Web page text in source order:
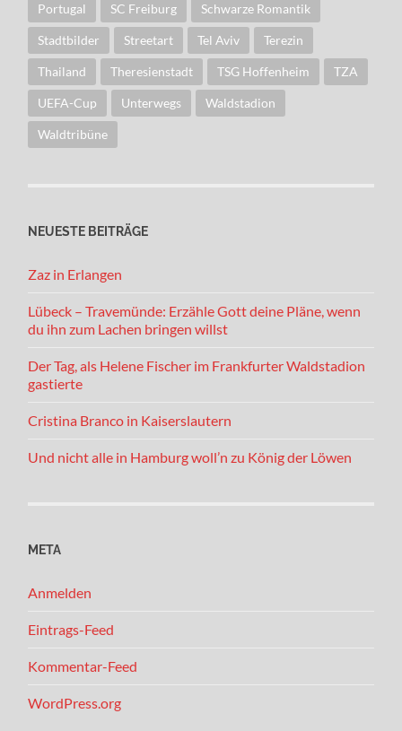
Portugal SC Freiburg Schwarze Romantik
Stadtbilder Streetart Tel Aviv Terezin
Thailand Theresienstadt TSG Hoffenheim TZA
UEFA-Cup Unterwegs Waldstadion
Waldtribüne
NEUESTE BEITRÄGE
Zaz in Erlangen
Lübeck – Travemünde: Erzähle Gott deine Pläne, wenn
du ihn zum Lachen bringen willst
Der Tag, als Helene Fischer im Frankfurter Waldstadion
gastierte
Cristina Branco in Kaiserslautern
Und nicht alle in Hamburg woll’n zu König der Löwen
META
Anmelden
Eintrags-Feed
Kommentar-Feed
WordPress.org